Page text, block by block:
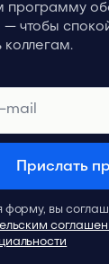
программу
чтобы
коллегам.
Прислать
форму, вы